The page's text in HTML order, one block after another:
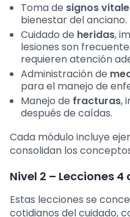
Toma de signos
bienestar del anciano.
Cuidado de heridas,
lesiones son
requieren atención
Administración de
para el manejo de
Manejo de fracturas,
después de caídas.
Cada módulo incluye
consolidan los
Nivel 2 – Lecciones 4
Estas lecciones se
cotidianos del cuidado,